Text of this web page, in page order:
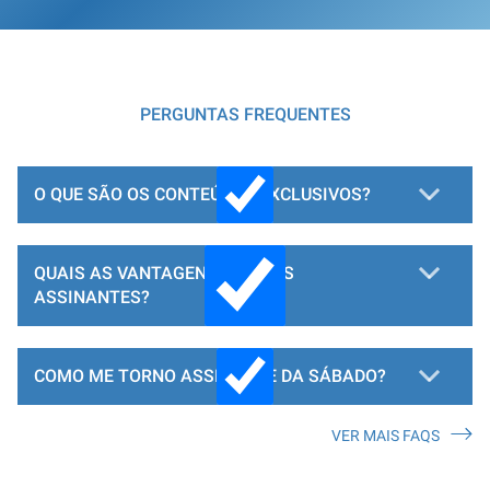
PERGUNTAS FREQUENTES
O QUE SÃO OS CONTEÚDOS EXCLUSIVOS?
QUAIS AS VANTAGENS PARA OS
ASSINANTES?
COMO ME TORNO ASSINANTE DA SÁBADO?
VER MAIS FAQS